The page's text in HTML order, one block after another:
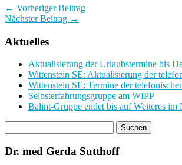
← Vorheriger Beitrag
Nächster Beitrag →
Aktuelles
Aktualisierung der Urlaubstermine bis
Wittenstein SE: Aktualisierung der
Wittenstein SE: Termine der
Selbsterfahrungsgruppe am WIPP
Balint-Gruppe endet bis auf Weiteres im
Dr. med Gerda Sutthoff